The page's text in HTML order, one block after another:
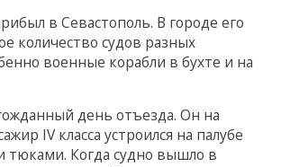
в Севастополь. В городе его
количество судов разных
военные корабли в бухте и на
день отъезда. Он на
IV класса устроился на палубе
тюками. Когда судно вышло в